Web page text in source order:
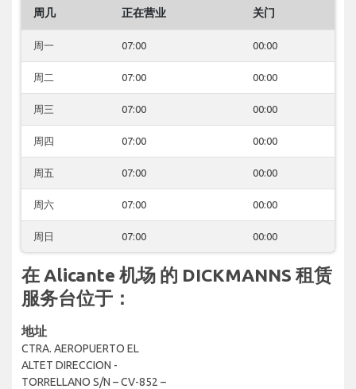
周几 正在营业 关门
周一 07:00 00:00
周二 07:00 00:00
周三 07:00 00:00
周四 07:00 00:00
周五 07:00 00:00
周六 07:00 00:00
周日 07:00 00:00
在 Alicante 机场 的 DICKMANNS 租赁
服务台位于：
地址
CTRA. AEROPUERTO EL
ALTET DIRECCION -
TORRELLANO S/N – CV-852 –